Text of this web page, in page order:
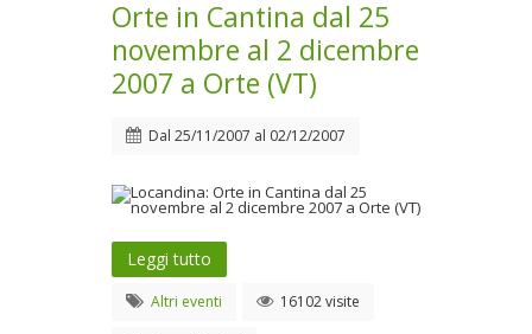
Orte in Cantina dal 25
novembre al 2 dicembre
2007 a Orte (VT)
Dal 25/11/2007 al 02/12/2007
Leggi tutto
Altri eventi 16102 visite